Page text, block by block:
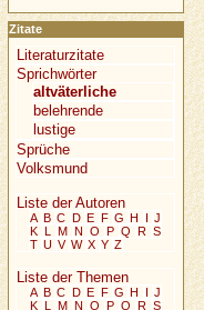
Zitate
Literaturzitate
Sprichwörter
altväterliche
belehrende
lustige
Sprüche
Volksmund
Liste der Autoren
A B C D E F G H I J
K L M N O P Q R S
T U V W X Y Z
Liste der Themen
A B C D E F G H I J
K L M N O P Q R S